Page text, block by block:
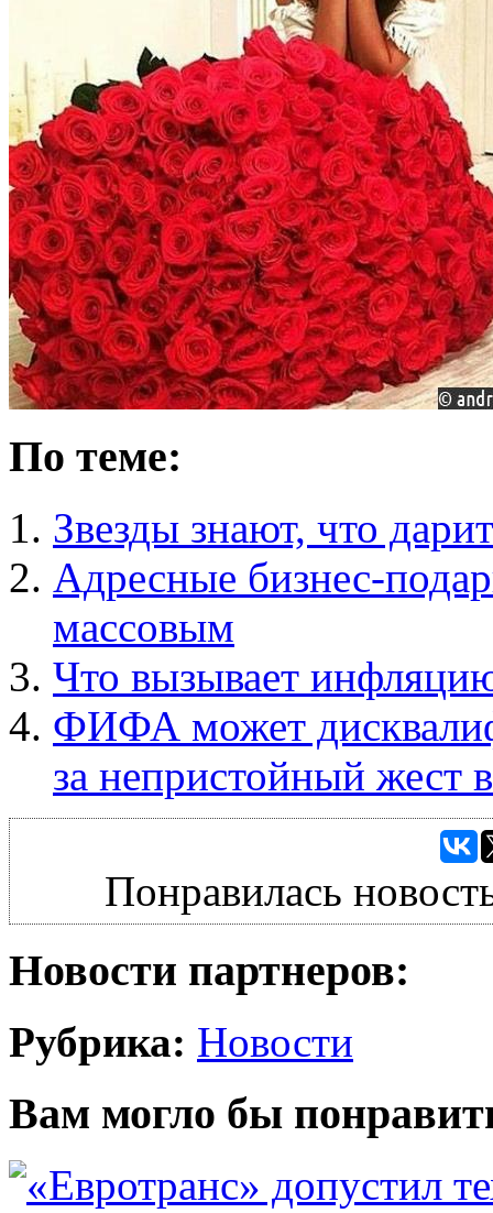
По теме:
Звезды знают, что
Адресные бизнес-
массовым
Что вызывает
ФИФА может
за непристойный жест
Понравилась
Новости партнеров:
Рубрика: Новости
Вам могло бы